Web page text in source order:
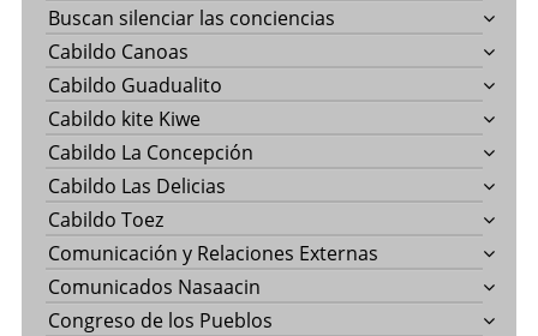
Buscan silenciar las conciencias
Cabildo Canoas
Cabildo Guadualito
Cabildo kite Kiwe
Cabildo La Concepción
Cabildo Las Delicias
Cabildo Toez
Comunicación y Relaciones Externas
Comunicados Nasaacin
Congreso de los Pueblos